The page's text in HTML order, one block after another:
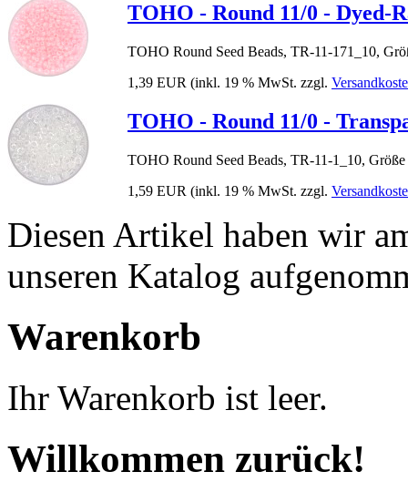
TOHO - Round 11/0 - Dyed-
TOHO Round Seed Beads, TR-11-171_10,
1,39 EUR (inkl. 19 % MwSt. zzgl.
TOHO - Round 11/0 -
TOHO Round Seed Beads, TR-11-1_10, Größe
1,59 EUR (inkl. 19 % MwSt. zzgl.
Diesen Artikel haben wir
unseren Katalog
Warenkorb
Ihr Warenkorb ist leer.
Willkommen zurück!